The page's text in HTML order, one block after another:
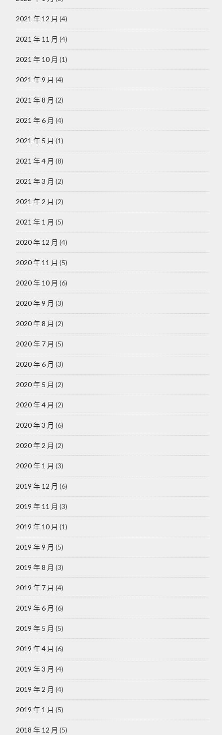
2021 年 12 月 (4)
2021 年 11 月 (4)
2021 年 10 月 (1)
2021 年 9 月 (4)
2021 年 8 月 (2)
2021 年 6 月 (4)
2021 年 5 月 (1)
2021 年 4 月 (8)
2021 年 3 月 (2)
2021 年 2 月 (2)
2021 年 1 月 (5)
2020 年 12 月 (4)
2020 年 11 月 (5)
2020 年 10 月 (6)
2020 年 9 月 (3)
2020 年 8 月 (2)
2020 年 7 月 (5)
2020 年 6 月 (3)
2020 年 5 月 (2)
2020 年 4 月 (2)
2020 年 3 月 (6)
2020 年 2 月 (2)
2020 年 1 月 (3)
2019 年 12 月 (6)
2019 年 11 月 (3)
2019 年 10 月 (1)
2019 年 9 月 (5)
2019 年 8 月 (3)
2019 年 7 月 (4)
2019 年 6 月 (6)
2019 年 5 月 (5)
2019 年 4 月 (6)
2019 年 3 月 (4)
2019 年 2 月 (4)
2019 年 1 月 (5)
2018 年 12 月 (5)